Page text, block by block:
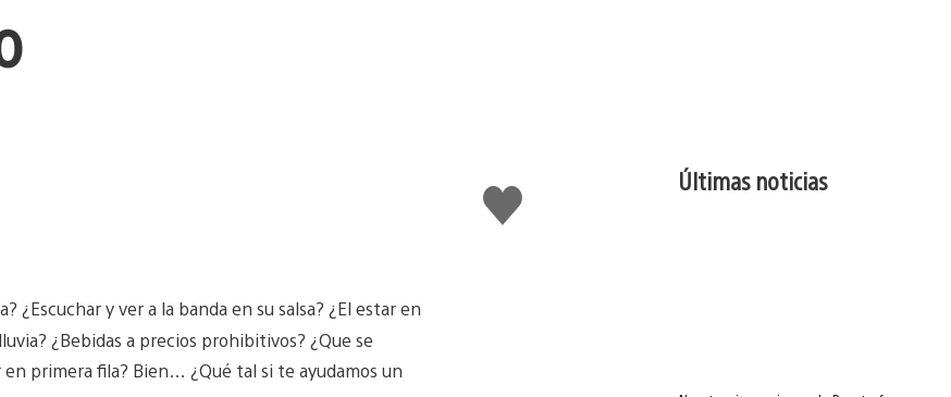
Me
gusta
y ver a la banda en su salsa? ¿El estar en
¿Bebidas a precios prohibitivos? ¿Que se
primera fila? Bien… ¿Qué tal si te ayudamos un
Últimas noticias